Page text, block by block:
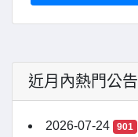
近月內熱門公告
2026-07-24 901